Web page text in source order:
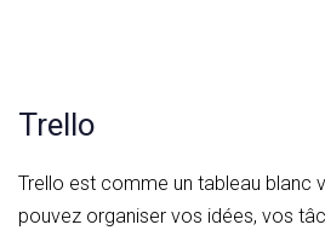
Trello
Trello est comme un tableau blanc
pouvez organiser vos idées, vos